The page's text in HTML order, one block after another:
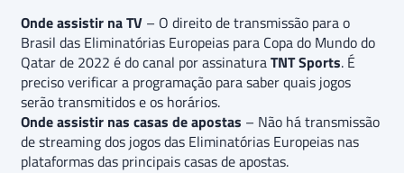
Onde assistir na TV – O direito de transmissão para o
Brasil das Eliminatórias Europeias para Copa do Mundo do
Qatar de 2022 é do canal por assinaturaTNT Sports. É
preciso verificar a programação para saber quais jogos
serão transmitidos e os horários.
Onde assistir nas casas de apostas – Não há transmissão
de streaming dos jogos das Eliminatórias Europeias nas
plataformas das principais casas de apostas.